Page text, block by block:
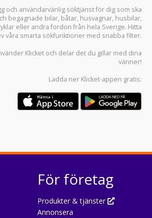
och användarvänlig söktjänst för dig som ska
begagnade bilar, båtar, husvagnar, husbilar,
eller andra fordon från hela Sverige. Hitta
våra smarta sökfunktioner med snabba filter.
Klicket och delar det du gillar med dina
vänner!
Ladda ner Klicket-appen gratis:
För företag
Produkter & tjänster
Annonsera